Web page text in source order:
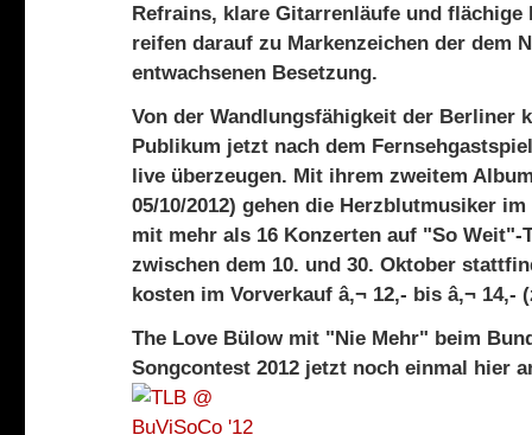
Refrains, klare Gitarrenläufe und flächige
reifen darauf zu Markenzeichen der dem
entwachsenen Besetzung.
Von der Wandlungsfähigkeit der Berliner
Publikum jetzt nach dem
live überzeugen. Mit ihrem zweitem
05/10/2012) gehen die Herzblutmusiker
mit mehr als 16 Konzerten auf "So Weit"-
zwischen dem 10. und 30. Oktober
kosten im Vorverkauf â‚¬ 12,- bis â‚¬ 14,-
The Love Bülow mit "Nie Mehr" beim
Songcontest 2012 jetzt noch einmal hier